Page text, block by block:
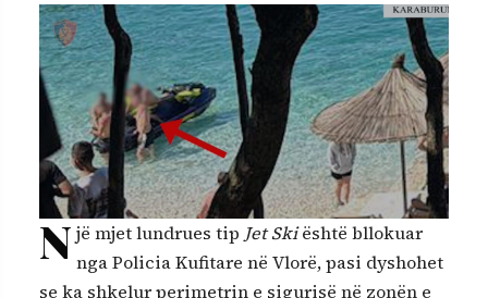
N jë mjet lundrues tip Jet Skiështë bllokuar
nga Policia Kufitare në Vlorë, pasi dyshohet
se ka shkelur perimetrin e sigurisë në zonën e